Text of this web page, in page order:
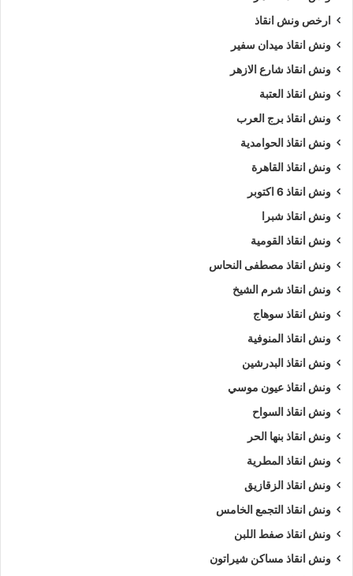
ارخص ونش انقاذ
ونش انقاذ ميدان سفير
ونش انقاذ شارع الازهر
ونش انقاذ العتبة
ونش انقاذ برج العرب
ونش انقاذ الحوامدية
ونش انقاذ القاهرة
ونش انقاذ 6 اكتوبر
ونش انقاذ شبرا
ونش انقاذ القومية
ونش انقاذ مصطفى النحاس
ونش انقاذ شرم الشيخ
ونش انقاذ سوهاج
ونش انقاذ المنوفية
ونش انقاذ البدرشين
ونش انقاذ عيون موسي
ونش انقاذ السواح
ونش انقاذ بنها الحر
ونش انقاذ المطرية
ونش انقاذ الزقازيق
ونش انقاذ التجمع الخامس
ونش انقاذ صفط اللبن
ونش انقاذ مساكن شيراتون